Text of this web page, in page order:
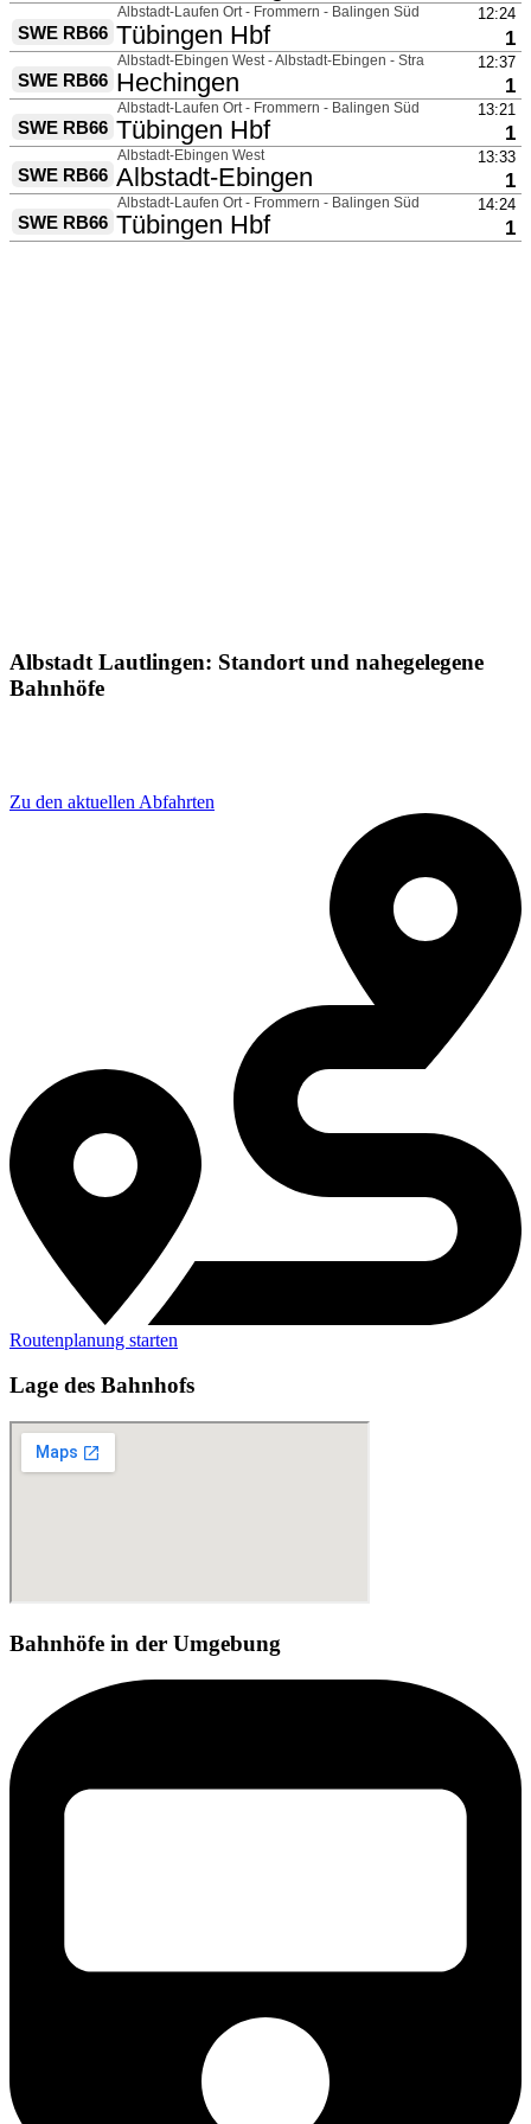
Albstadt Lautlingen: Standort und nahegelegene
Bahnhöfe
Zu den aktuellen Abfahrten
Routenplanung starten
Lage des Bahnhofs
Bahnhöfe in der Umgebung